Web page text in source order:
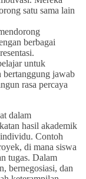
satu sama lain
berbagai
untuk
jawab
rasa percaya
dalam
hasil akademik
Contoh
di mana siswa
tugas. Dalam
bernegosiasi, dan